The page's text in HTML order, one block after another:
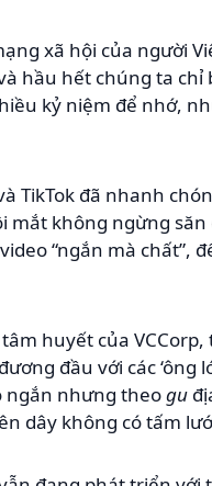
xã hội của người
hầu hết chúng ta
kỷ niệm để nhớ,
TikTok đã nhanh
không ngừng
“ngắn mà chất”,
huyết của
đầu với các ‘ông
ngắn nhưng theogu
dây không có tấm